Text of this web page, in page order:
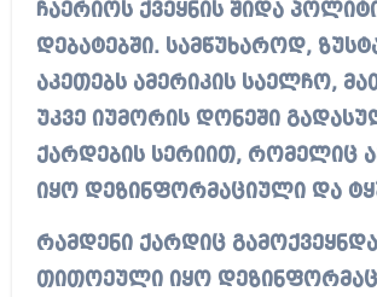
ჩაერიოს ქვეყნის შიდა
დებატებში. სამწუხაროდ,
აკეთებს ამერიკის საელჩო,
უკვე იუმორის დონეში
ქარდების სერიით, რომელიც
იყო დეზინფორმაციული და
რამდენი ქარდიც
თითოეული იყო